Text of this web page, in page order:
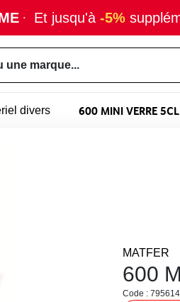
· Et jusqu'à -5%
une marque...
divers 600 MINI VERRE 5CL
MATFER
600
Code : 795614